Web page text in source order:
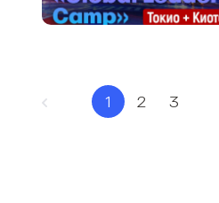
1 2 3